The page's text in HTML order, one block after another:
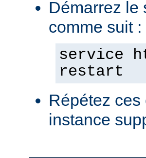
Démarrez le
comme suit :
service
restart
Répétez
instance